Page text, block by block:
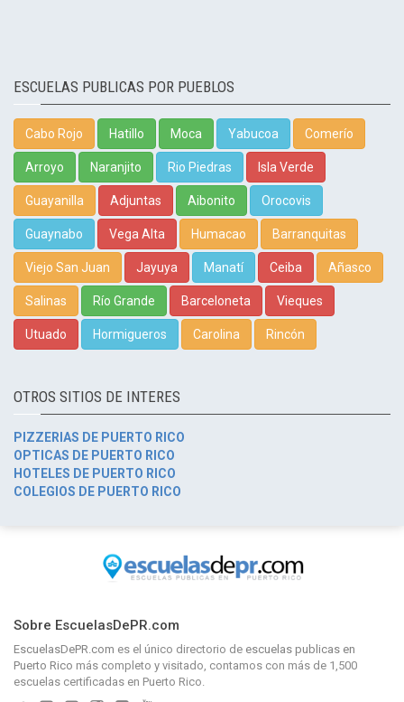
ESCUELAS PUBLICAS POR PUEBLOS
Cabo Rojo Hatillo Moca Yabucoa Comerío
Arroyo Naranjito Rio Piedras Isla Verde
Guayanilla Adjuntas Aibonito Orocovis
Guaynabo Vega Alta Humacao Barranquitas
Viejo San Juan Jayuya Manatí Ceiba Añasco
Salinas Río Grande Barceloneta Vieques
Utuado Hormigueros Carolina Rincón
OTROS SITIOS DE INTERES
PIZZERIAS DE PUERTO RICO
OPTICAS DE PUERTO RICO
HOTELES DE PUERTO RICO
COLEGIOS DE PUERTO RICO
Sobre EscuelasDePR.com
EscuelasDePR.com es el único directorio de escuelas publicas en
Puerto Rico más completo y visitado, contamos con más de 1,500
escuelas certificadas en Puerto Rico.